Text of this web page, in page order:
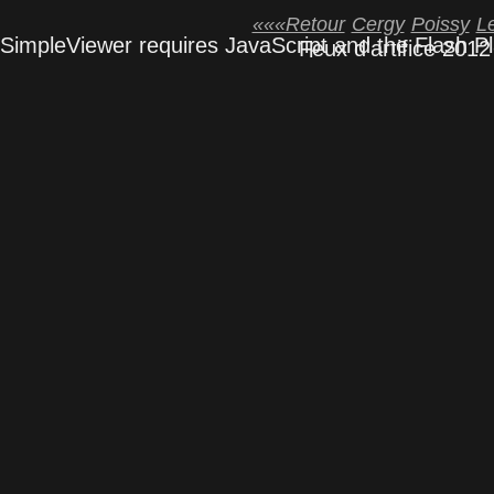
«««Retour Cergy Poissy
Feux d'artifice
SimpleViewer requires JavaScript and the Flash